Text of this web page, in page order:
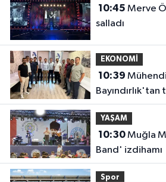
10:45
salladı
EKONOMİ
10:39
Bayındırlık'tan
Diyarbakır'da
YAŞAM
10:30Muğla Milas'ta 'Mylasa
Band' izdihamı
Spor